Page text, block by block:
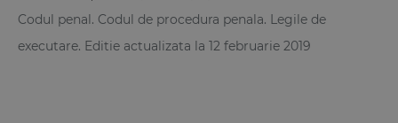
Codul penal. Codul de procedura penala. Legile de
executare. Editie actualizata la 12 februarie 2019